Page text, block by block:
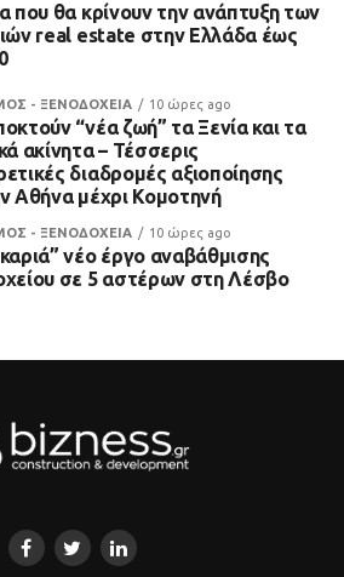
που θα κρίνουν την ανάπτυξη των
real estate στην Ελλάδα έως
- ΞΕΝΟΔΟΧΕΙΑ 10 ώρες ago
“νέα ζωή” τα Ξενία και τα
ακίνητα – Τέσσερις
διαδρομές αξιοποίησης
Αθήνα μέχρι Κομοτηνή
- ΞΕΝΟΔΟΧΕΙΑ 10 ώρες ago
νέο έργο αναβάθμισης
σε 5 αστέρων στη Λέσβο